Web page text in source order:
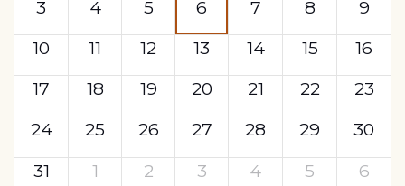
3
4 5 6 7 8
9
10
11 12 13 14 15
16
17
18 19 20 21 22
23
24
25 26 27 28 29
30
31
1 2 3 4 5 6